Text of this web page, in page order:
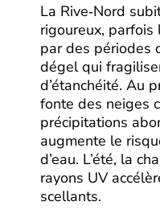
La Rive‑Nord
rigoureux, parfois
par des périodes
dégel qui
d’étanchéité. Au
fonte des neiges
précipitations
augmente le
d’eau. L’été, la
rayons UV
scellants.